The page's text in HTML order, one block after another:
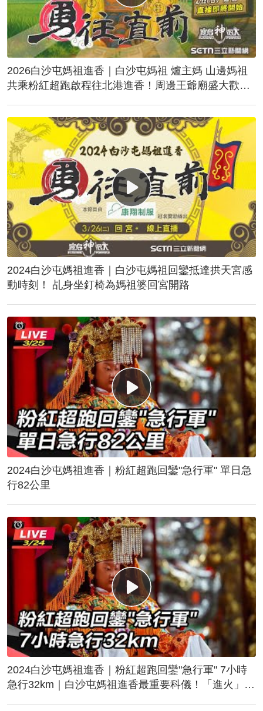
2026白沙屯媽祖進香｜白沙屯媽祖 爐主媽 山邊媽祖
共乘粉紅超跑啟程往北港進香！周邊王爺廟盛大歡
2024白沙屯媽祖進香｜白沙屯媽祖回鑾抵達拱天宮感
動時刻！ 乩身坐釘椅為媽祖婆回宮開路
2024白沙屯媽祖進香｜粉紅超跑回鑾"急行軍" 單日急
行82公里
2024白沙屯媽祖進香｜粉紅超跑回鑾"急行軍" 7小時
急行32km｜白沙屯媽祖進香最重要科儀！「進火」儀